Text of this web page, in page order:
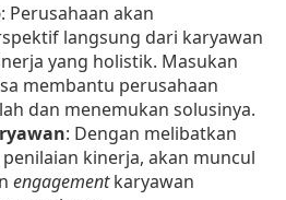
: Perusahaan akan
langsung dari karyawan
yang holistik. Masukan
membantu perusahaan
dan menemukan solusinya.
: Dengan melibatkan
kinerja, akan muncul
engagementkaryawan